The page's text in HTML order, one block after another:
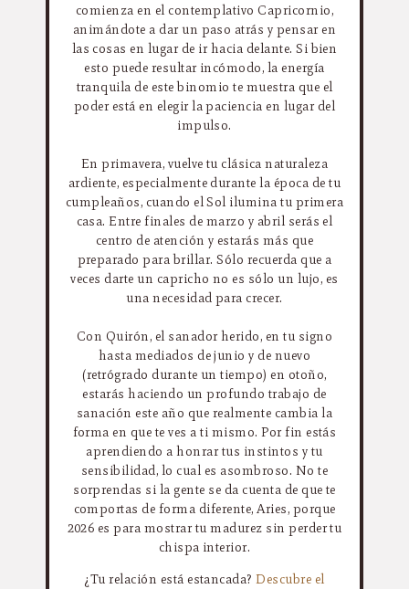
comienza en el contemplativo Capricornio,
animándote a dar un paso atrás y pensar en
las cosas en lugar de ir hacia delante. Si bien
esto puede resultar incómodo, la energía
tranquila de este binomio te muestra que el
poder está en elegir la paciencia en lugar del
impulso.
En primavera, vuelve tu clásica naturaleza
ardiente, especialmente durante la época de tu
cumpleaños, cuando el Sol ilumina tu primera
casa. Entre finales de marzo y abril serás el
centro de atención y estarás más que
preparado para brillar. Sólo recuerda que a
veces darte un capricho no es sólo un lujo, es
una necesidad para crecer.
Con Quirón, el sanador herido, en tu signo
hasta mediados de junio y de nuevo
(retrógrado durante un tiempo) en otoño,
estarás haciendo un profundo trabajo de
sanación este año que realmente cambia la
forma en que te ves a ti mismo. Por fin estás
aprendiendo a honrar tus instintos y tu
sensibilidad, lo cual es asombroso. No te
sorprendas si la gente se da cuenta de que te
comportas de forma diferente, Aries, porque
2026 es para mostrar tu madurez sin perder tu
chispa interior.
¿Tu relación está estancada?Descubre el